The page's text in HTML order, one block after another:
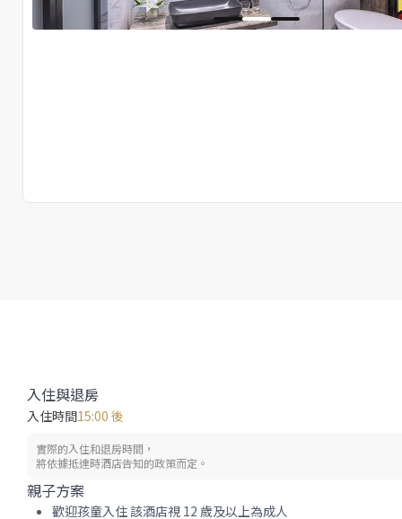
入住與退房
入住時間15:00 後
實際的入住和退房時間，
將依據抵達時酒店告知的政策而定。
親子方案
歡迎孩童入住 該酒店視 12 歲及以上為成人